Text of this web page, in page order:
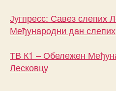
Југпресс: Савез слепих
Међународни дан слепих
ТВ К1 – Обележен
Лесковцу